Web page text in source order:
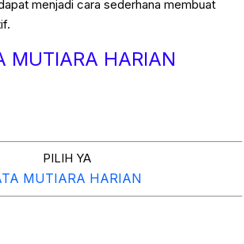
menjadi cara sederhana membuat
MUTIARA HARIAN
PILIH YA
MUTIARA HARIAN